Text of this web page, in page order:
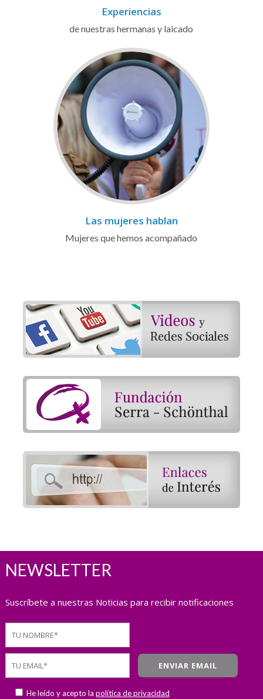
Experiencias
de nuestras hermanas y laicado
Las mujeres hablan
Mujeres que hemos acompañado
NEWSLETTER
Suscríbete a nuestras Noticias para recibir notificaciones
He leído y acepto la política de privacidad